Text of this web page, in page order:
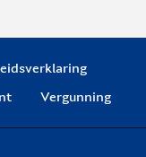
Vergunning